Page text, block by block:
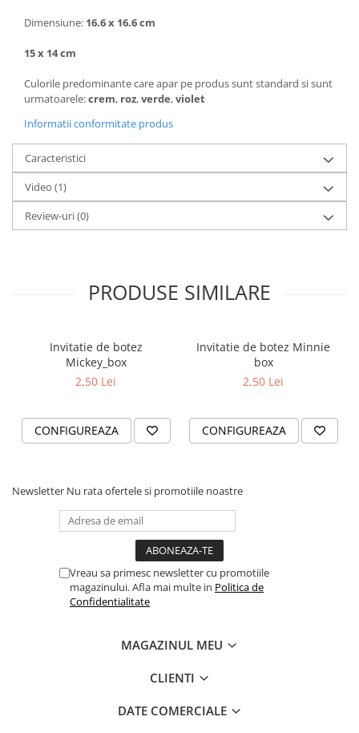
Dimensiune: 16.6 x 16.6 cm
15 x 14 cm
Culorile predominante care apar pe produs sunt standard si sunt
urmatoarele:crem, roz,verde,violet
Informatii conformitate produs
Caracteristici
Video (1)
Review-uri(0)
PRODUSE SIMILARE
Invitatie de botez
Mickey_box
2,50 Lei
CONFIGUREAZA
Invitatie de botez Minnie
box
2,50 Lei
CONFIGUREAZA
Newsletter Nu rata ofertele si promotiile noastre
Vreau sa primesc newsletter cu promotiile
magazinului. Afla mai multe in Politica de
Confidentialitate
MAGAZINUL MEU
CLIENTI
DATE COMERCIALE